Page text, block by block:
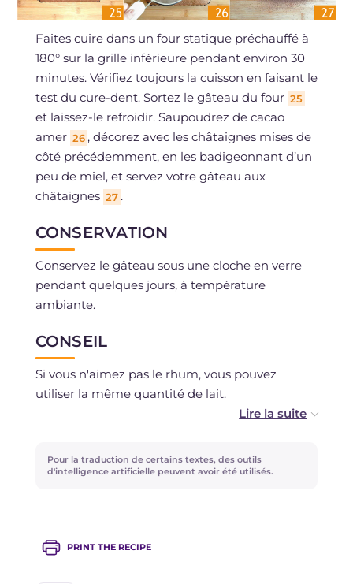
Faites cuire dans un four statique préchauffé à
180° sur la grille inférieure pendant environ 30
minutes. Vérifiez toujours la cuisson en faisant le
test du cure-dent. Sortez le gâteau du four 25
et laissez-le refroidir. Saupoudrez de cacao
amer 26 , décorez avec les châtaignes mises de
côté précédemment, en les badigeonnant d’un
peu de miel, et servez votre gâteau aux
châtaignes 27 .
CONSERVATION
Conservez le gâteau sous une cloche en verre
pendant quelques jours, à température
ambiante.
CONSEIL
Si vous n'aimez pas le rhum, vous pouvez
utiliser la même quantité de lait.
pouvez en prendre un de 22 cm.
Pour la traduction de certains textes, des outils
d'intelligence artificielle peuvent avoir été utilisés.
PRINT THE RECIPE